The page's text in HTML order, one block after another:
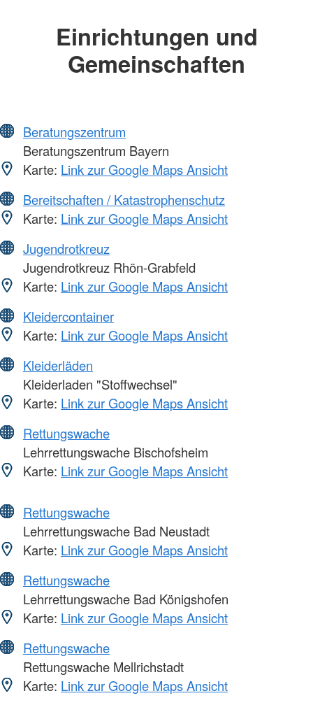
Einrichtungen und
Gemeinschaften
Beratungszentrum
Beratungszentrum Bayern
Karte: Link zur Google Maps Ansicht
Bereitschaften / Katastrophenschutz
Karte: Link zur Google Maps Ansicht
Jugendrotkreuz
Jugendrotkreuz Rhön-Grabfeld
Karte: Link zur Google Maps Ansicht
Kleidercontainer
Karte: Link zur Google Maps Ansicht
Kleiderläden
Kleiderladen "Stoffwechsel"
Karte: Link zur Google Maps Ansicht
Rettungswache
Lehrrettungswache Bischofsheim
Karte: Link zur Google Maps Ansicht
Rettungswache
Lehrrettungswache Bad Neustadt
Karte: Link zur Google Maps Ansicht
Rettungswache
Lehrrettungswache Bad Königshofen
Karte: Link zur Google Maps Ansicht
Rettungswache
Rettungswache Mellrichstadt
Karte: Link zur Google Maps Ansicht